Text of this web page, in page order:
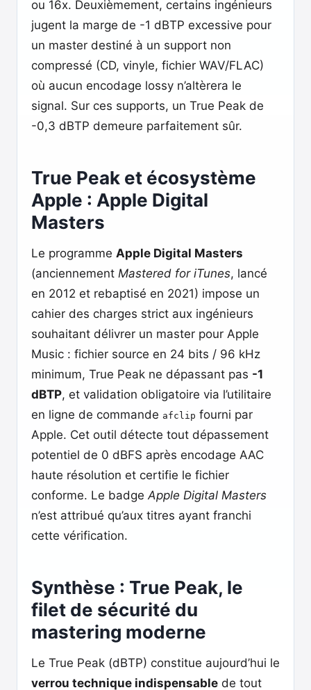
ou 16x. Deuxièmement, certains ingénieurs
jugent la marge de -1 dBTP excessive pour
un master destiné à un support non
compressé (CD, vinyle, fichier WAV/FLAC)
où aucun encodage lossy n’altèrera le
signal. Sur ces supports, un True Peak de
-0,3 dBTP demeure parfaitement sûr.
True Peak et écosystème
Apple : Apple Digital
Masters
Le programme Apple Digital Masters
(anciennement Mastered for iTunes, lancé
en 2012 et rebaptisé en 2021) impose un
cahier des charges strict aux ingénieurs
souhaitant délivrer un master pour Apple
Music : fichier source en 24 bits / 96 kHz
minimum, True Peak ne dépassant pas -1
dBTP, et validation obligatoire via l’utilitaire
en ligne de commande afclip fourni par
Apple. Cet outil détecte tout dépassement
potentiel de 0 dBFS après encodage AAC
haute résolution et certifie le fichier
conforme. Le badgeApple Digital Masters
n’est attribué qu’aux titres ayant franchi
cette vérification.
Synthèse : True Peak, le
filet de sécurité du
mastering moderne
Le True Peak (dBTP) constitue aujourd’hui le
verrou technique indispensable de tout